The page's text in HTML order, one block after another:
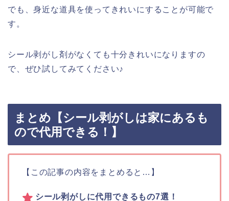
でも、身近な道具を使ってきれいにすることが可能で
す。
シール剥がし剤がなくても十分きれいになりますの
で、ぜひ試してみてください♪
まとめ【シール剥がしは家にあるも
ので代用できる！】
【この記事の内容をまとめると…】
シール剥がしに代用できるもの7選！